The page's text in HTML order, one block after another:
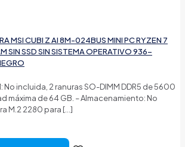
MSI CUBI Z AI 8M-024BUS MINI PC RYZEN 7
SIN SSD SIN SISTEMA OPERATIVO 936-
No incluida, 2 ranuras SO-DIMM DDR5 de 5600
máxima de 64 GB. – Almacenamiento: No
M.2 2280 para […]